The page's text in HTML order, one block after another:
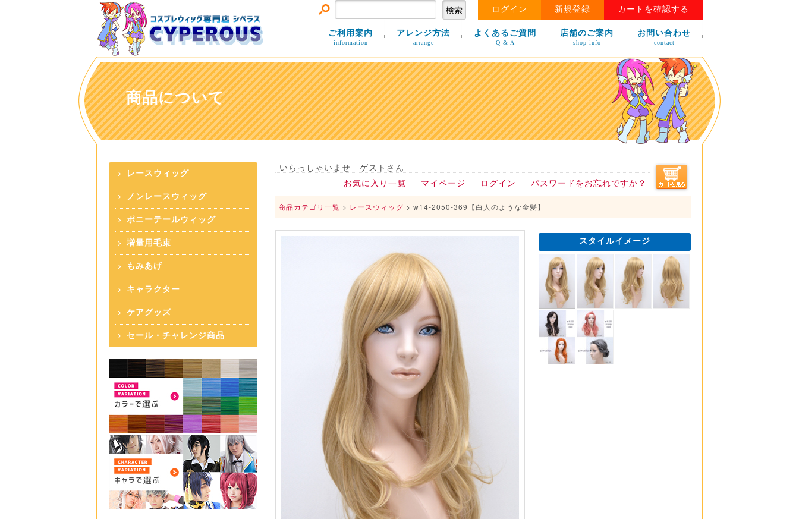
ログイン 新規登録 カートを確認する
ご利用案内
information
アレンジ方法
arrange
よくあるご質問
Q & A
店舗のご案内
shop info
お問い合わせ
contact
商品について
レースウィッグ
ノンレースウィッグ
ポニーテールウィッグ
増量用毛束
もみあげ
キャラクター
ケアグッズ
セール・チャレンジ商品
いらっしゃいませ ゲストさん
お気に入り一覧
マイページ ログイン パスワードをお忘れですか？
商品カテゴリ一覧 > レースウィッグ > w14-2050-369【白人のような金髪】
スタイルイメージ